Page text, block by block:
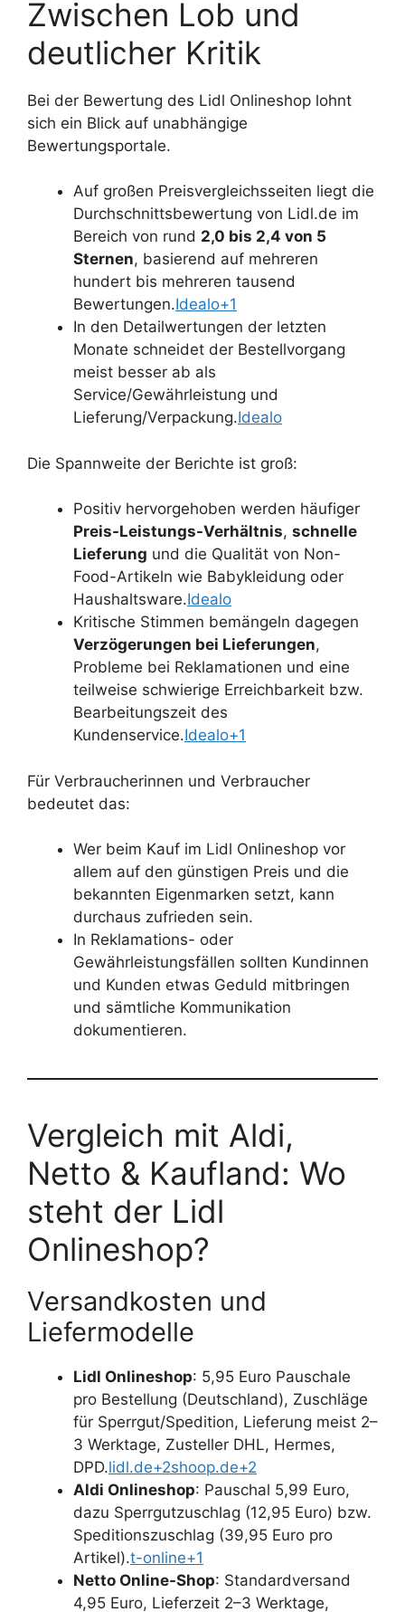
Zwischen Lob und
deutlicher Kritik
Bei der Bewertung des Lidl Onlineshop lohnt
sich ein Blick auf unabhängige
Bewertungsportale.
Auf großen Preisvergleichsseiten liegt die
Durchschnittsbewertung von Lidl.de im
Bereich von rund 2,0 bis 2,4 von 5
Sternen, basierend auf mehreren
hundert bis mehreren tausend
Bewertungen.Idealo+1
In den Detailwertungen der letzten
Monate schneidet der Bestellvorgang
meist besser ab als
Service/Gewährleistung und
Lieferung/Verpackung.Idealo
Die Spannweite der Berichte ist groß:
Positiv hervorgehoben werden häufiger
Preis-Leistungs-Verhältnis, schnelle
Lieferung und die Qualität von Non-
Food-Artikeln wie Babykleidung oder
Haushaltsware.Idealo
Kritische Stimmen bemängeln dagegen
Verzögerungen bei Lieferungen,
Probleme bei Reklamationen und eine
teilweise schwierige Erreichbarkeit bzw.
Bearbeitungszeit des
Kundenservice.Idealo+1
Für Verbraucherinnen und Verbraucher
bedeutet das:
Wer beim Kauf im Lidl Onlineshop vor
allem auf den günstigen Preis und die
bekannten Eigenmarken setzt, kann
durchaus zufrieden sein.
In Reklamations- oder
Gewährleistungsfällen sollten Kundinnen
und Kunden etwas Geduld mitbringen
und sämtliche Kommunikation
dokumentieren.
Vergleich mit Aldi,
Netto & Kaufland: Wo
steht der Lidl
Onlineshop?
Versandkosten und
Liefermodelle
Lidl Onlineshop: 5,95 Euro Pauschale
pro Bestellung (Deutschland), Zuschläge
für Sperrgut/Spedition, Lieferung meist 2–
3 Werktage, Zusteller DHL, Hermes,
DPD.lidl.de+2shoop.de+2
Aldi Onlineshop: Pauschal 5,99 Euro,
dazu Sperrgutzuschlag (12,95 Euro) bzw.
Speditionszuschlag (39,95 Euro pro
Artikel).t-online+1
Netto Online-Shop: Standardversand
4,95 Euro, Lieferzeit 2–3 Werktage,